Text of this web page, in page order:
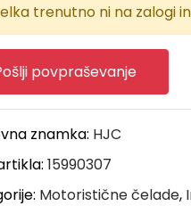
trenutno ni na zalogi
povpraševanje
znamka: HJC
15990307
Motoristične čelade,